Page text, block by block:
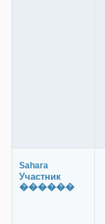
Sahara
Участник
������